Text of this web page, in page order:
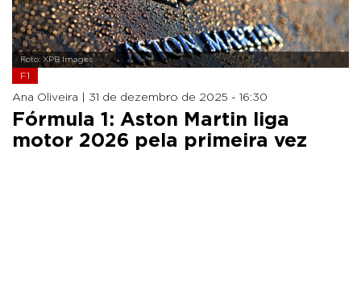
Foto: XPB Images
F1
Ana Oliveira | 31 de dezembro de 2025 - 16:30
Fórmula 1: Aston Martin liga
motor 2026 pela primeira vez